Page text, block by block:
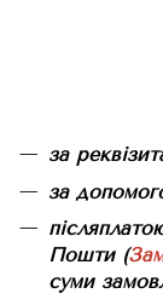
за
за
Пошти (
суми